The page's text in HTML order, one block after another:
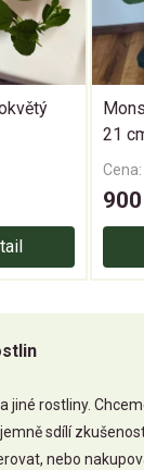
21
Cena:
jiné rostliny.
sdílí
nebo